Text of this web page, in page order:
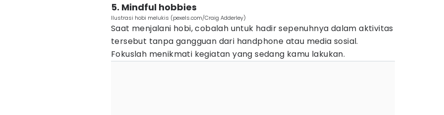
5. Mindful hobbies
Ilustrasi hobi melukis (pexels.com/Craig Adderley)
Saat menjalani hobi, cobalah untuk hadir sepenuhnya dalam aktivitas
tersebut tanpa gangguan dari handphone atau media sosial.
Fokuslah menikmati kegiatan yang sedang kamu lakukan.